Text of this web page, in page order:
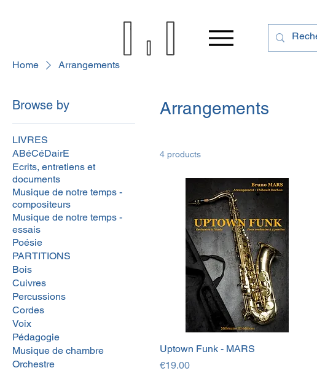
Home Arrangements
Browse by
LIVRES
ABéCéDairE
Ecrits, entretiens et
documents
Musique de notre temps -
compositeurs
Musique de notre temps -
essais
Poésie
PARTITIONS
Bois
Cuivres
Percussions
Cordes
Voix
Pédagogie
Musique de chambre
Orchestre
Arrangements
4 products
Uptown Funk - MARS
Price
€19.00